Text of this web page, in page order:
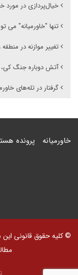
خیال‌پردازی در مورد
تنها "خاورمیانه" می
تغییر موازنه در
آتش دوباره جنگ کی،
گرفتار در تله‌های
خاورمیانه پرونده
© کلیه حقوق قانونی این